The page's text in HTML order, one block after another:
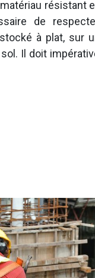
résistant
de
à plat, sur
Il doit